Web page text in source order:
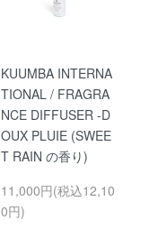
KUUMBA INTERNA
TIONAL / FRAGRA
NCE DIFFUSER -D
OUX PLUIE (SWEE
T RAIN の香り)
11,000円(税込12,10
0円)